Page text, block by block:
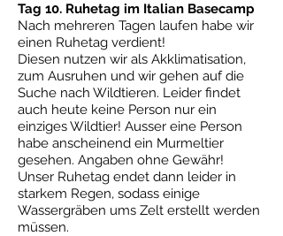
Tag 10. Ruhetag im Italian Basecamp
Nach mehreren Tagen laufen habe wir
einen Ruhetag verdient!
Diesen nutzen wir als Akklimatisation,
zum Ausruhen und wir gehen auf die
Suche nach Wildtieren. Leider findet
auch heute keine Person nur ein
einziges Wildtier! Ausser eine Person
habe anscheinend ein Murmeltier
gesehen. Angaben ohne Gewähr!
Unser Ruhetag endet dann leider in
starkem Regen, sodass einige
Wassergräben ums Zelt erstellt werden
müssen.